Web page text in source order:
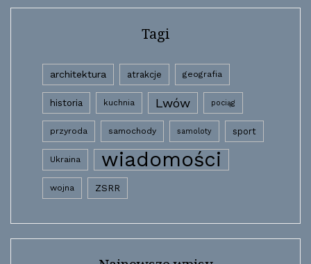
Tagi
architektura atrakcje geografia
historia kuchnia Lwów pociąg
przyroda samochody samoloty sport
Ukraina wiadomości
wojna ZSRR